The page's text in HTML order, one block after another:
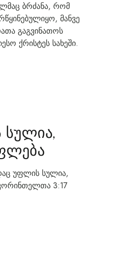
ბრძანა, რომ
მანვე
გაგვინათოს
ქრისტეს სახეში.
უფლის სულია,
3:17